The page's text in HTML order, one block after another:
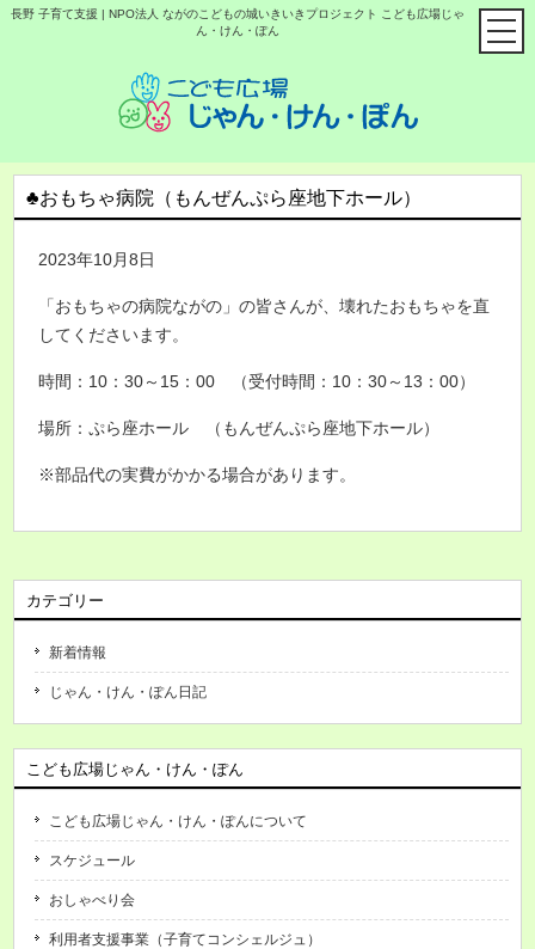
長野 子育て支援 | NPO法人 ながのこどもの城いきいきプロジェクト こども広場じゃ
ん・けん・ぽん
♣おもちゃ病院（もんぜんぷら座地下ホール）
2023年10月8日
「おもちゃの病院ながの」の皆さんが、壊れたおもちゃを直
してくださいます。
時間：10：30～15：00 （受付時間：10：30～13：00）
場所：ぷら座ホール （もんぜんぷら座地下ホール）
※部品代の実費がかかる場合があります。
カテゴリー
新着情報
じゃん・けん・ぽん日記
こども広場じゃん・けん・ぽん
こども広場じゃん・けん・ぽんについて
スケジュール
おしゃべり会
利用者支援事業（子育てコンシェルジュ）